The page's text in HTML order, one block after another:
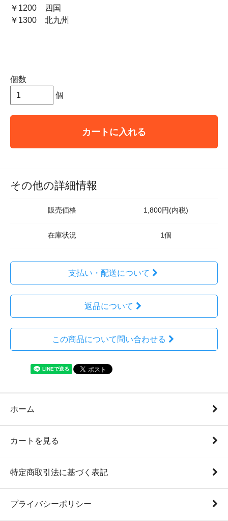
￥1200 四国
￥1300 北九州
個数
個
カートに入れる
その他の詳細情報
販売価格 1,800円(内税)
在庫状況 1個
支払い・配送について
返品について
この商品について問い合わせる
ホーム
カートを見る
特定商取引法に基づく表記
プライバシーポリシー